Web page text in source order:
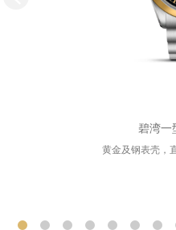
碧湾一
黄金及钢表壳，